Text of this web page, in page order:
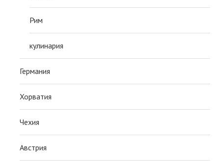
Рим
кулинария
Германия
Хорватия
Чехия
Австрия